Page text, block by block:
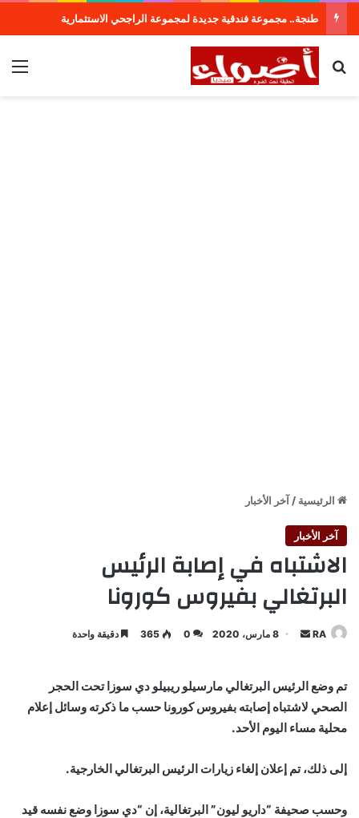
طنجة.. مجموعة فندقية جديدة لمجموعة الراجحي الاستثمارية
بحث عن
الرئيسية / آخر الأخبار
آخر الأخبار
الاشتباه في إصابة الرئيس
البرتغالي بفيروس كورونا
RA
أرسل 8 مارس، 2020 0
365 دقيقة واحدة
تم وضع الرئيس البرتغالي مارسيلو ريبيلو دي سوزا تحت الحجر
الصحي لاشتباه إصابته بفيروس كورونا حسب ما ذكرته وسائل إعلام
محلية مساء اليوم الأحد.
إلى ذلك، تم إعلان إلغاء زيارات الرئيس البرتغالي الخارجية.
وحسب صحيفة “داريو ليون” البرتغالية، إن “دي سوزا وضع نفسه قيد